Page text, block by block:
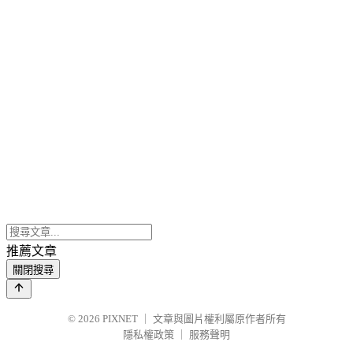
推薦文章
關閉搜尋
© 2026 PIXNET
文章與圖片權利屬原作者所有
隱私權政策
服務聲明